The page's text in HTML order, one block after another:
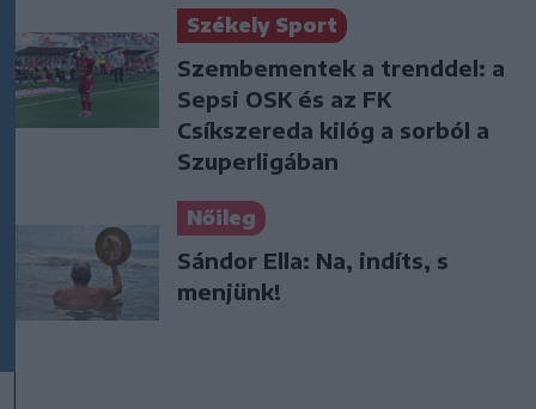
Székely Sport
Szembementek a trenddel: a
Sepsi OSK és az FK
Csíkszereda kilóg a sorból a
Szuperligában
Nőileg
Sándor Ella: Na, indíts, s
menjünk!